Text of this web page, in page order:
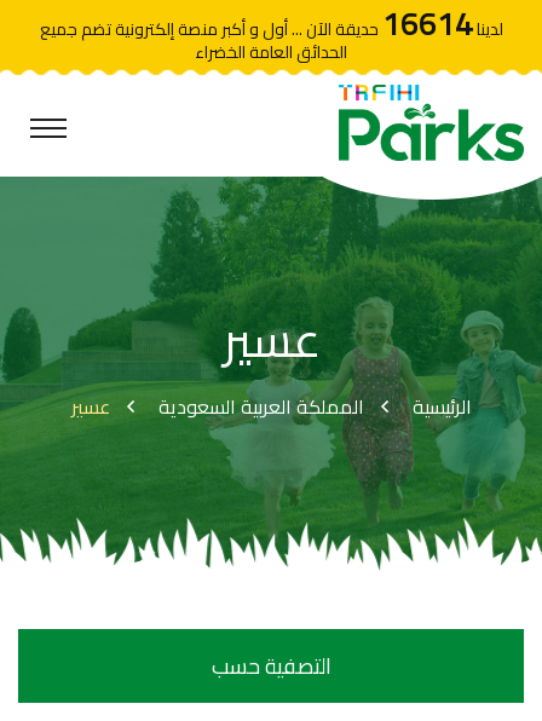
لدينا16614 حديقة الآن ... أول و أكبر منصة إلكترونية تضم جميع
الحدائق العامة الخضراء
عسير
الرئيسية المملكة العربية السعودية عسير
التصفية حسب